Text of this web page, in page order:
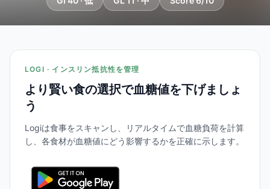
LOGI · インスリン抵抗性を管理
より賢い食の選択で血糖値を下げましょ
う
Logiは食事をスキャンし、リアルタイムで血糖負荷を計算
し、各食材が血糖値にどう影響するかを正確に示します。